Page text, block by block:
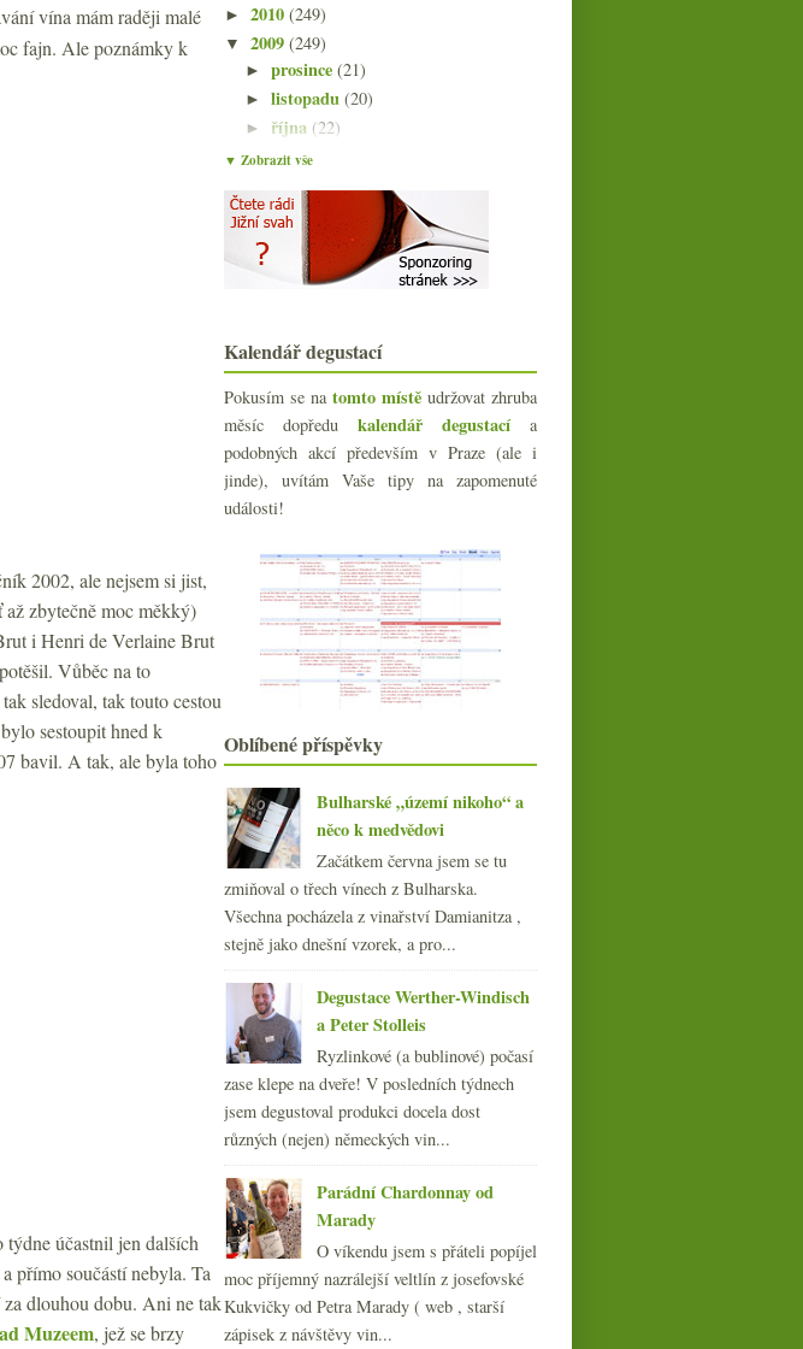
vína mám raději malé
fajn. Ale poznámky k
2002, ale nejsem si jist,
zbytečně moc měkký)
i Henri de Verlaine Brut
Vůběc na to
sledoval, tak touto cestou
sestoupit hned k
bavil. A tak, ale byla toho
účastnil jen dalších
přímo součástí nebyla. Ta
za dlouhou dobu. Ani ne tak
Muzeem, jež se brzy
► 2010 (249)
▼ 2009 (249)
►prosince(21)
►listopadu(20)
►října (22)
►září(21)
►července
► června (22)
► května (20)
►února(20)
Šardonka, sklepy, Babica, pátek…
Burgundský rok začal v Chablis
Laurot, Pinot, Alibernet
Tiché i šumivé od Proqinu
Vína analýze nepodrobená
vína?“
Galant, Kovacs, Chrámce…
Čechy a Morava ve zkratce
Pinot z Bádenska – Vinexus poprvé
Břevnov, Wine Week a dvakrát moc
kouře
Pomníky kvasinkám
3x Bordeaux a Skale 2004 ve slepé
ochutnávce
Historická vinná ročenka od
Lobkowiczů
Hostům klokan, sobě Grand Cru?
Prague Wine Week a Mělničina
Bordeaux v bílém hávu - Château
Thieuley 2005
Bojanovický Cabernet na pořádnou
facku
Budete číst i o mléku a
bramborách?
Voní Chile jako marihuana? Soutěž!
Výsledky ankety „Novoroční vinné
předsevzetí?“
►2008(270)
►2007(108)
▼ Zobrazit vše
Kalendář degustací
Pokusím se na tomto místě udržovat zhruba
měsíc dopředu kalendář degustacía
podobných akcí především v Praze (ale i
jinde), uvítám Vaše tipy na zapomenuté
události!
Oblíbené příspěvky
Bulharské „území nikoho“ a
něco k medvědovi
Začátkem června jsem se tu
zmiňoval o třech vínech z Bulharska.
Všechna pocházela z vinařství Damianitza ,
stejně jako dnešní vzorek, a pro...
Degustace Werther-Windisch
a Peter Stolleis
Ryzlinkové (a bublinové) počasí
zase klepe na dveře! V posledních týdnech
jsem degustoval produkci docela dost
různých (nejen) německých vin...
Parádní Chardonnay od
Marady
O víkendu jsem s přáteli popíjel
moc příjemný nazrálejší veltlín z josefovské
Kukvičky od Petra Marady ( web , starší
zápisek z návštěvy vin...